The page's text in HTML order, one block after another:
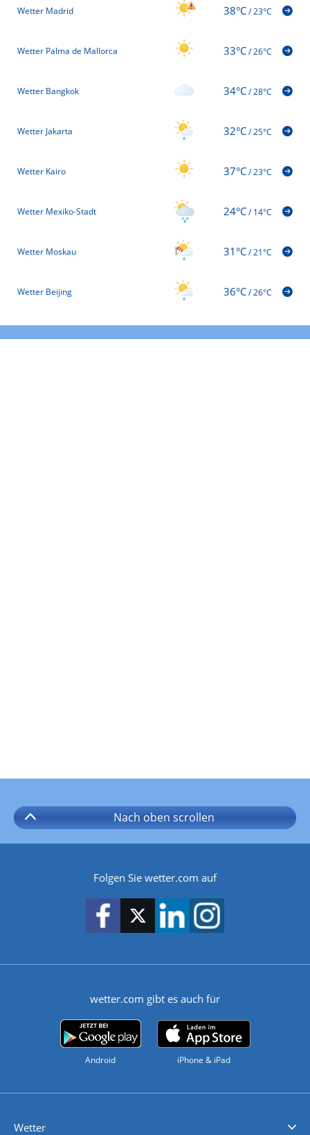
Wetter Madrid 38°C/23°C
Wetter Palma de Mallorca 33°C/26°C
Wetter Bangkok 34°C/28°C
Wetter Jakarta 32°C/25°C
Wetter Kairo 37°C/23°C
Wetter Mexiko-Stadt 24°C/14°C
Wetter Moskau 31°C/21°C
Wetter Beijing 36°C/26°C
Nach oben scrollen
Folgen Sie wetter.com auf
wetter.com gibt es auch für
Android iPhone & iPad
Wetter